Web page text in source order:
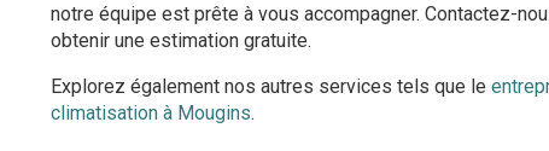
notre équipe est prête à vous accompagner. Contactez-
obtenir une estimation gratuite.
Explorez également nos autres services tels que le
climatisation à Mougins.